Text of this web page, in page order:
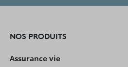
NOS PRODUITS
Assurance vie